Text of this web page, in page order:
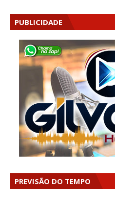
PUBLICIDADE
PREVISÃO DO TEMPO